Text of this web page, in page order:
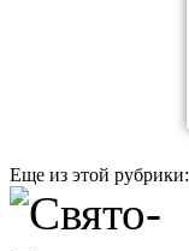
Еще из этой рубрики: